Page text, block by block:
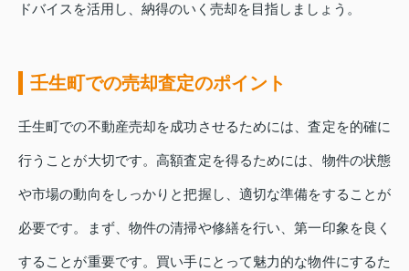
ドバイスを活用し、納得のいく売却を目指しましょう。
壬生町での売却査定のポイント
壬生町での不動産売却を成功させるためには、査定を的確に
行うことが大切です。高額査定を得るためには、物件の状態
や市場の動向をしっかりと把握し、適切な準備をすることが
必要です。まず、物件の清掃や修繕を行い、第一印象を良く
することが重要です。買い手にとって魅力的な物件にするた